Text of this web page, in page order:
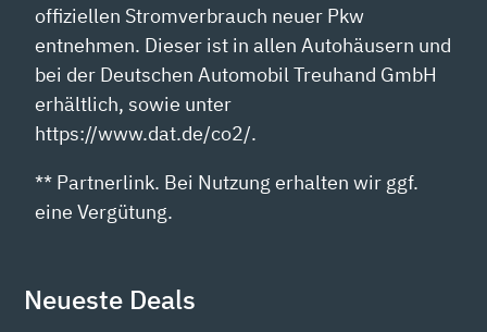
offiziellen Stromverbrauch neuer Pkw
entnehmen. Dieser ist in allen Autohäusern und
bei der Deutschen Automobil Treuhand GmbH
erhältlich, sowie unter
https://www.dat.de/co2/.
** Partnerlink. Bei Nutzung erhalten wir ggf.
eine Vergütung.
Neueste Deals